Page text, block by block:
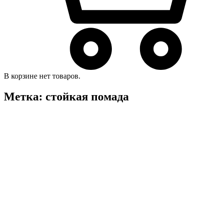
В корзине нет товаров.
Метка: стойкая помада